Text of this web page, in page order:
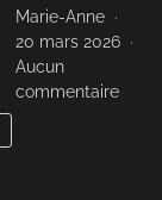
vie
Marie-Anne
20 mars 2026
Aucun
commentairesur